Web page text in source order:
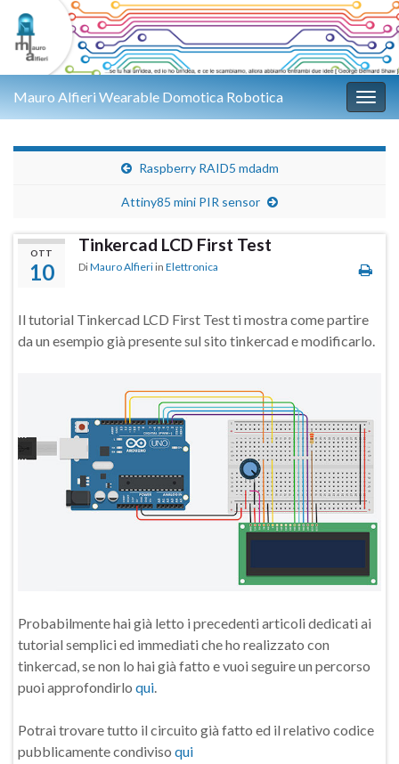
Mauro Alfieri Wearable Domotica Robotica
Raspberry RAID5 mdadm
Attiny85 mini PIR sensor
OTT
10
Tinkercad LCD First Test
DiMauro Alfieri in Elettronica
Il tutorial Tinkercad LCD First Test ti mostra come partire
da un esempio già presente sul sito tinkercad e modificarlo.
Probabilmente hai già letto i precedenti articoli dedicati ai
tutorial semplici ed immediati che ho realizzato con
tinkercad, se non lo hai già fatto e vuoi seguire un percorso
puoi approfondirlo qui.
Potrai trovare tutto il circuito già fatto ed il relativo codice
pubblicamente condiviso qui